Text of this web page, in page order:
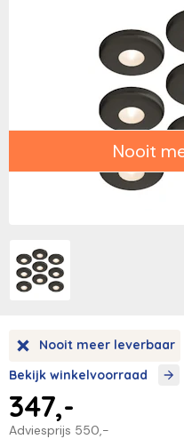
Nooit
Nooit meer leverbaar
Bekijk winkelvoorraad
Adviesprijs 550,-
347,-